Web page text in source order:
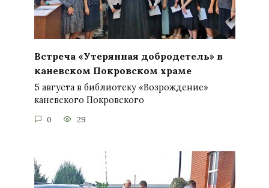
Встреча «Утерянная добродетель» в
каневском Покровском храме
5 августа в библиотеку «Возрождение»
каневского Покровского
0 29